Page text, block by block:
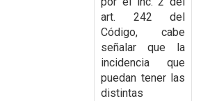
art. 242 del
Código, cabe
señalar que la
incidencia que
puedan tener las
distintas